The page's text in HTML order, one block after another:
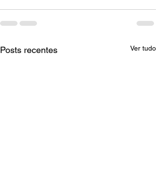
Posts recentes Ver tudo